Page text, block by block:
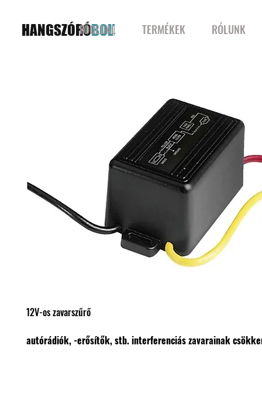
HANGSZÓRÓBOLT
FŐOLDAL TERMÉKEK RÓLUNK
12V-os zavarszűrő
autórádiók, -erősítők, stb. interferenciás zavarainak